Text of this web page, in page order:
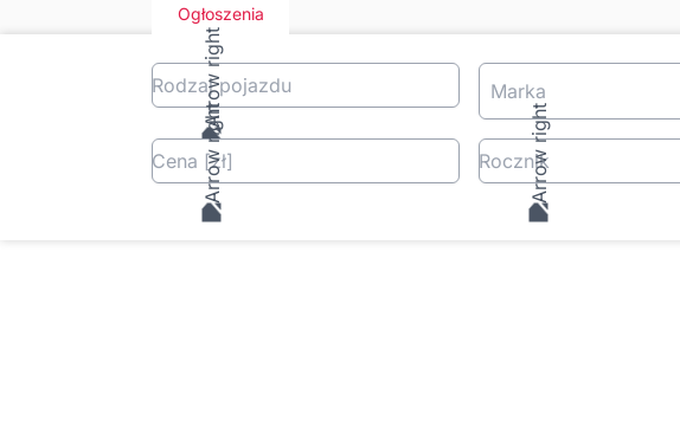
Ogłoszenia
Rodzaj pojazdu Marka
Cena [zł] Rocznik